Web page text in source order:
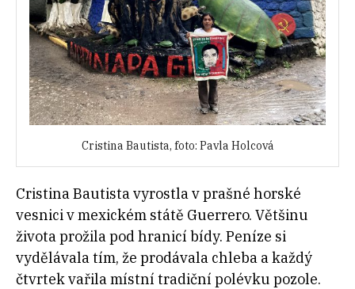
Cristina Bautista, foto: Pavla Holcová
Cristina Bautista vyrostla v prašné horské
vesnici v mexickém státě Guerrero. Většinu
života prožila pod hranicí bídy. Peníze si
vydělávala tím, že prodávala chleba a každý
čtvrtek vařila místní tradiční polévku pozole.